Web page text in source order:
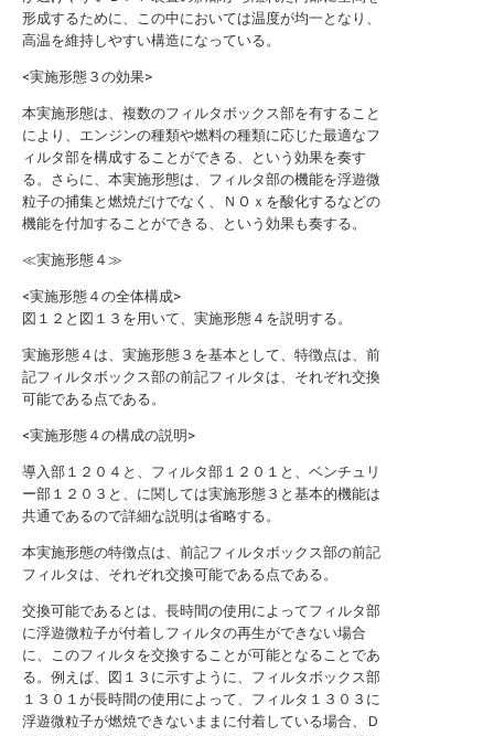
形成するために、この中においては温度が均一となり、
高温を維持しやすい構造になっている。
<実施形態３の効果>
本実施形態は、複数のフィルタボックス部を有すること
により、エンジンの種類や燃料の種類に応じた最適なフ
ィルタ部を構成することができる、という効果を奏す
る。さらに、本実施形態は、フィルタ部の機能を浮遊微
粒子の捕集と燃焼だけでなく、ＮＯｘを酸化するなどの
機能を付加することができる、という効果も奏する。
≪実施形態４≫
<実施形態４の全体構成>
図１２と図１３を用いて、実施形態４を説明する。
実施形態４は、実施形態３を基本として、特徴点は、前
記フィルタボックス部の前記フィルタは、それぞれ交換
可能である点である。
<実施形態４の構成の説明>
導入部１２０４と、フィルタ部１２０１と、ベンチュリ
ー部１２０３と、に関しては実施形態３と基本的機能は
共通であるので詳細な説明は省略する。
本実施形態の特徴点は、前記フィルタボックス部の前記
フィルタは、それぞれ交換可能である点である。
交換可能であるとは、長時間の使用によってフィルタ部
に浮遊微粒子が付着しフィルタの再生ができない場合
に、このフィルタを交換することが可能となることであ
る。例えば、図１３に示すように、フィルタボックス部
１３０１が長時間の使用によって、フィルタ１３０３に
浮遊微粒子が燃焼できないままに付着している場合、Ｄ